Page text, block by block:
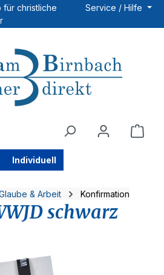
für christliche
Service / Hilfe
Individuell
& Arbeit Konfirmation
schwarz